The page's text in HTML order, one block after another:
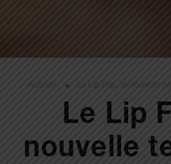
Accueil Le Lip Flip, la nouvelle
Le Lip
nouvelle